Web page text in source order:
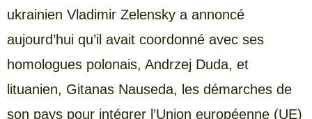
ukrainien Vladimir Zelensky a annoncé
aujourd’hui qu’il avait coordonné avec ses
homologues polonais, Andrzej Duda, et
lituanien, Gitanas Nauseda, les démarches de
son pays pour intégrer l’Union européenne (UE)